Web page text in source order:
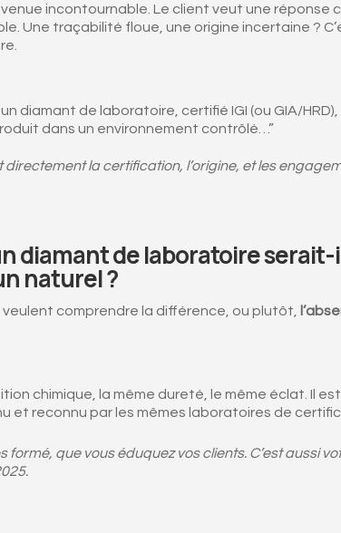
incontournable. Le client veut une réponse
Une traçabilité floue, une origine incertaine ?
diamant de laboratoire, certifié IGI (ou GIA/HRD),
dans un environnement contrôlé…”
la certification, l’origine, et les
diamant de laboratoire serait-
naturel ?
comprendre la différence, ou plutôt,
chimique, la même dureté, le même éclat. Il est
et reconnu par les mêmes laboratoires de
formé, que vous éduquez vos clients. C’est aussi